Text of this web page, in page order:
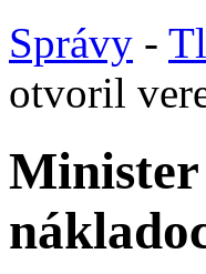
Správy -
otvoril